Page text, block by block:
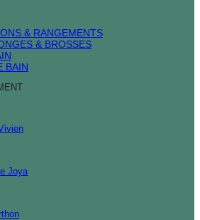
& RANGEMENTS
& BROSSES
BAIN
Joya